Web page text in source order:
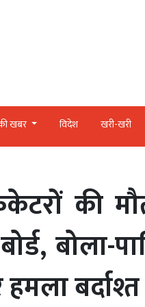
खबर विदेश खरी-खरी
की
बोला-